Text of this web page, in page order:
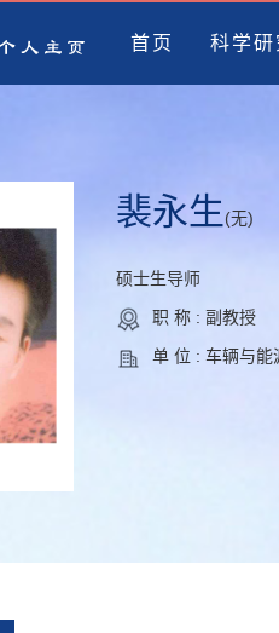
首页 科学
裴永生 (无)
硕士生导师
职 称 : 副教授
单 位 : 车辆与能